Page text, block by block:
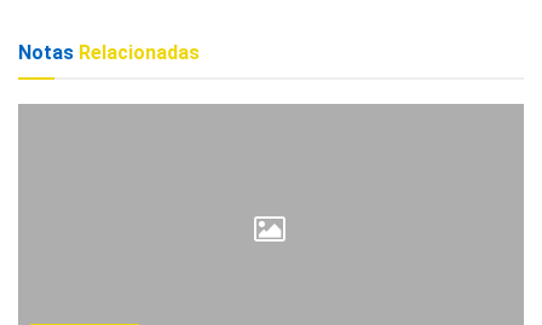
Notas Relacionadas